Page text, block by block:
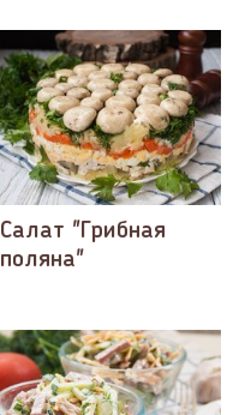
Салат "Грибная
поляна"